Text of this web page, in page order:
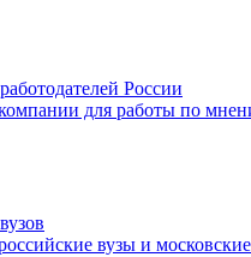
России
для работы по
вузы и